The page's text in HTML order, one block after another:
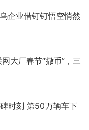
企业借钉钉悟空悄然
大厂春节“撒币”，三
时刻 第50万辆车下